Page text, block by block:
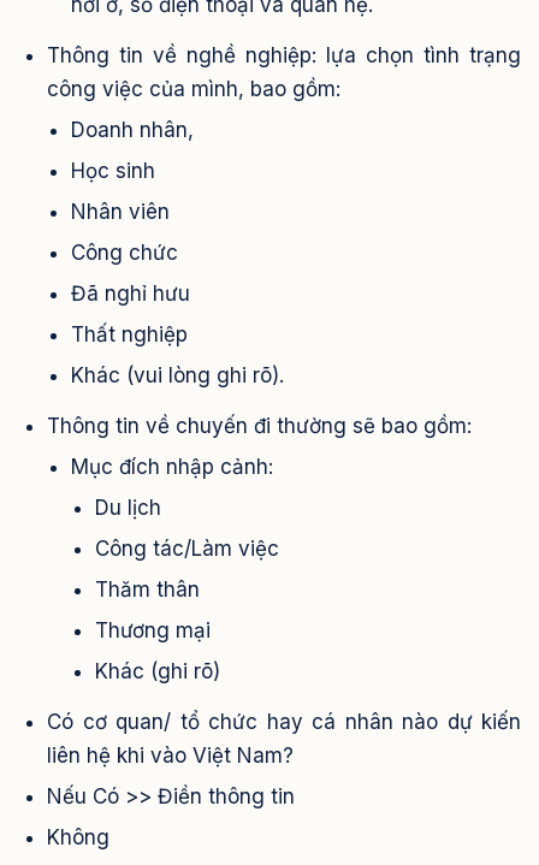
nơi ở, số điện thoại và quan hệ.
Thông tin về nghề nghiệp: lựa chọn tình trạng
công việc của mình, bao gồm:
Doanh nhân,
Học sinh
Nhân viên
Công chức
Đã nghỉ hưu
Thất nghiệp
Khác (vui lòng ghi rõ).
Thông tin về chuyến đi thường sẽ bao gồm:
Mục đích nhập cảnh:
Du lịch
Công tác/Làm việc
Thăm thân
Thương mại
Khác (ghi rõ)
Có cơ quan/ tổ chức hay cá nhân nào dự kiến
liên hệ khi vào Việt Nam?
Nếu Có >> Điền thông tin
Không